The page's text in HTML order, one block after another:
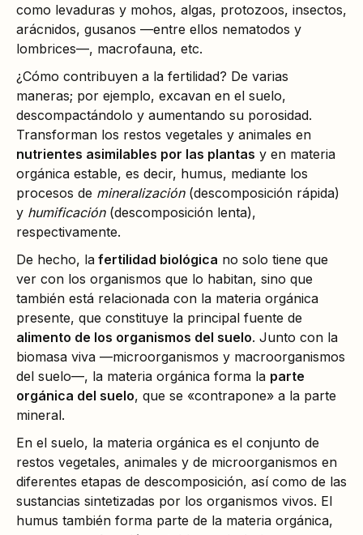
como levaduras y mohos, algas, protozoos, insectos,
arácnidos, gusanos —entre ellos nematodos y
lombrices—, macrofauna, etc.
¿Cómo contribuyen a la fertilidad? De varias
maneras; por ejemplo, excavan en el suelo,
descompactándolo y aumentando su porosidad.
Transforman los restos vegetales y animales en
nutrientes asimilables por las plantas y en materia
orgánica estable, es decir, humus, mediante los
procesos de mineralización (descomposición rápida)
y humificación (descomposición lenta),
respectivamente.
De hecho, la fertilidad biológica no solo tiene que
ver con los organismos que lo habitan, sino que
también está relacionada con la materia orgánica
presente, que constituye la principal fuente de
alimento de los organismos del suelo. Junto con la
biomasa viva —microorganismos y macroorganismos
del suelo—, la materia orgánica forma la parte
orgánica del suelo, que se «contrapone» a la parte
mineral.
En el suelo, la materia orgánica es el conjunto de
restos vegetales, animales y de microorganismos en
diferentes etapas de descomposición, así como de las
sustancias sintetizadas por los organismos vivos. El
humus también forma parte de la materia orgánica,